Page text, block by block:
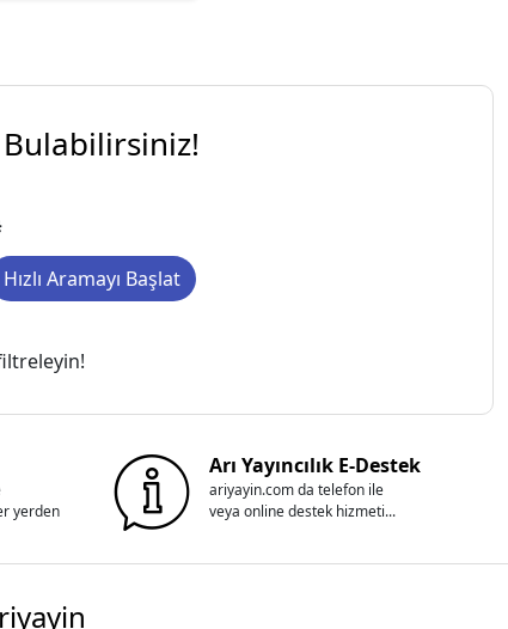
yerden
Arı Yayıncılık E-Destek
ariyayin.com da telefon ile
veya online destek hizmeti...